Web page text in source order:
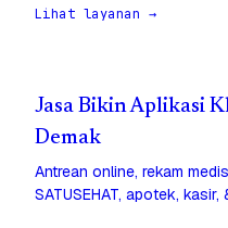
Lihat layanan →
Jasa Bikin Aplikasi
Demak
Antrean online, rekam
SATUSEHAT, apotek,